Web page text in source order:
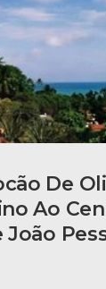
De
Ao